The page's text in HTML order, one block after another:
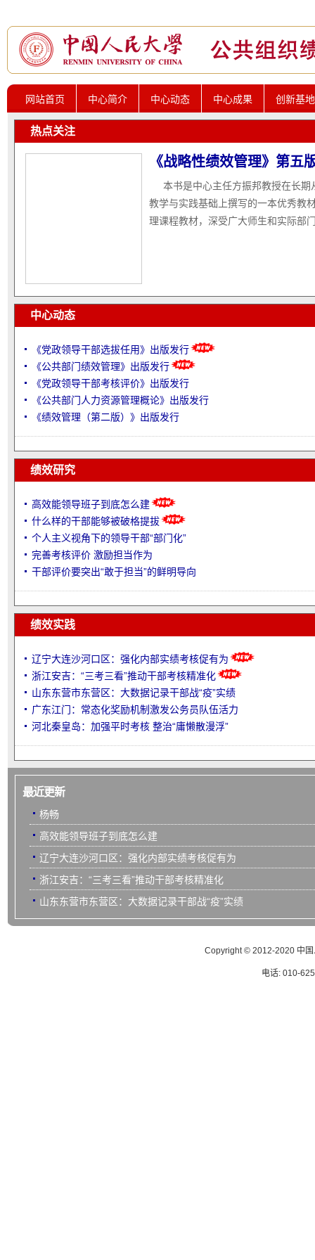
网站首页 中心简介 中心动态 中心成果 创新基地
热点关注
《战略性绩效管理》第五
本书是中心主任方振邦教授在长期
教学与实践基础上撰写的一本优秀教
理课程教材，深受广大师生和实际部
中心动态
《党政领导干部选拔任用》出版发行
《公共部门绩效管理》出版发行
《党政领导干部考核评价》出版发行
《公共部门人力资源管理概论》出版发行
《绩效管理（第二版）》出版发行
绩效研究
高效能领导班子到底怎么建
什么样的干部能够被破格提拔
个人主义视角下的领导干部“部门化”
完善考核评价 激励担当作为
干部评价要突出“敢于担当”的鲜明导向
绩效实践
辽宁大连沙河口区：强化内部实绩考核促有为
浙江安吉：“三考三看”推动干部考核精准化
山东东营市东营区：大数据记录干部战“疫”实绩
广东江门：常态化奖励机制激发公务员队伍活力
河北秦皇岛：加强平时考核 整治“庸懒散漫浮”
最近更新
杨畅
高效能领导班子到底怎么建
辽宁大连沙河口区：强化内部实绩考核促有为
浙江安吉：“三考三看”推动干部考核精准化
山东东营市东营区：大数据记录干部战“疫”实绩
Copyright © 2012-2020 中国
电话: 010-